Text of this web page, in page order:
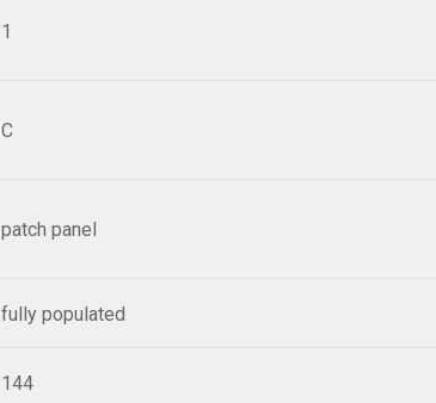
1
C
patch panel
fully populated
144